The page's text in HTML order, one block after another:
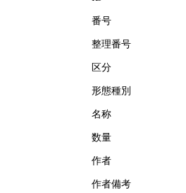
番号
整理番号
区分
形態種別
名称
数量
作者
作者備考